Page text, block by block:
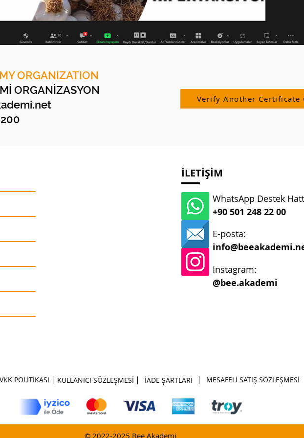
ORGANIZATION
ORGANİZASYON
Verify Another Certificate
İLETİŞİM
WhatsApp Destek
+90 501 248 22 00
E-posta:
Instagram:
@bee.akademi
POLİTİKASI | KULLANICI SÖZLEŞMESİ | İADE ŞARTLARI | MESAFELİ SATIŞ SÖZLEŞMESİ
© 2022-2025 Bee Akademi